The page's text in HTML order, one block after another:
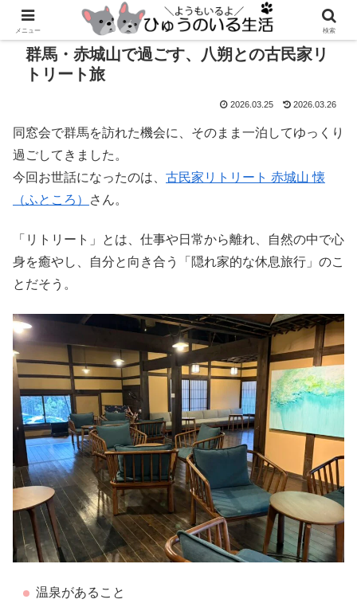
群馬・赤城山で過ごす、八朔との古民家リ
トリート旅
2026.03.25 2026.03.26
同窓会で群馬を訪れた機会に、そのまま一泊してゆっくり
過ごしてきました。
今回お世話になったのは、 古民家リトリート 赤城山 懐
（ふところ）
さん。
「リトリート」とは、仕事や日常から離れ、自然の中で心
身を癒やし、自分と向き合う「隠れ家的な休息旅行」のこ
とだそう。
温泉があること
メニュー 検索